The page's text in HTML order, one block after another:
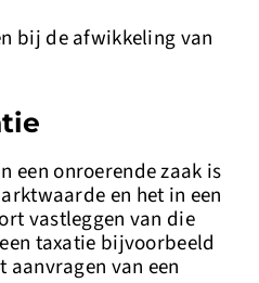
de afwikkeling van
onroerende zaak is
en het in een
vastleggen van die
taxatie bijvoorbeeld
van een